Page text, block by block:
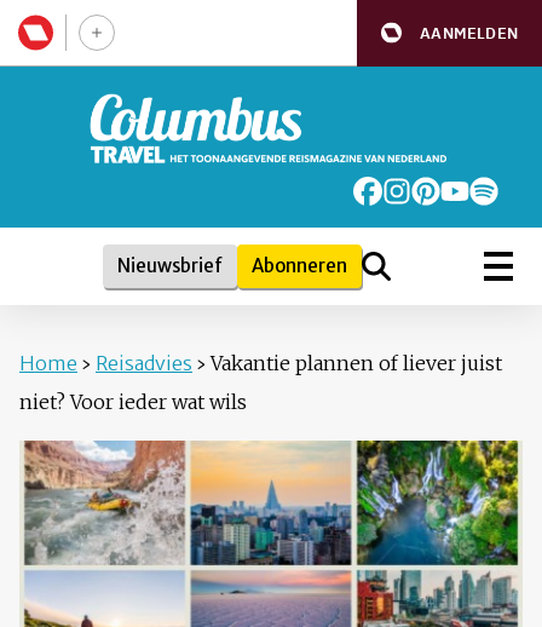
AANMELDEN
Nieuwsbrief Abonneren
Home › Reisadvies › Vakantie plannen of liever juist
niet? Voor ieder wat wils